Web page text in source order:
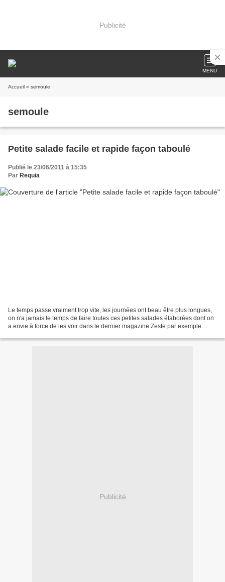
Publicité
MENU
Accueil » semoule
semoule
Petite salade facile et rapide façon taboulé
Publié le 23/06/2011 à 15:35
Par Requia
Le temps passe vraiment trop vite, les journées ont beau être plus longues,
on n'a jamais le temps de faire toutes ces petites salades élaborées dont on
a envie à force de les voir dans le dernier magazine Zeste par exemple.
Publicité